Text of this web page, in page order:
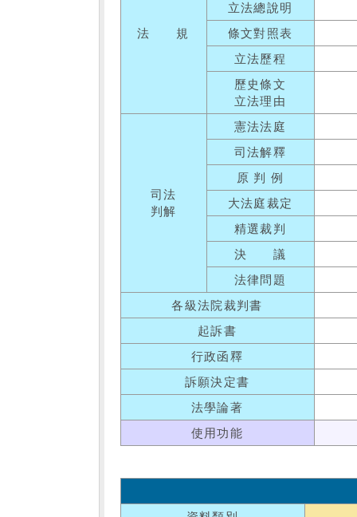
法 規
立法總說明
條文對照表
立法歷程
歷史條文
立法理由
司法
判解
憲法法庭
司法解釋
原 判 例
大法庭裁定
精選裁判
決 議
法律問題
各級法院裁判書
起訴書
行政函釋
訴願決定書
法學論著
使用功能